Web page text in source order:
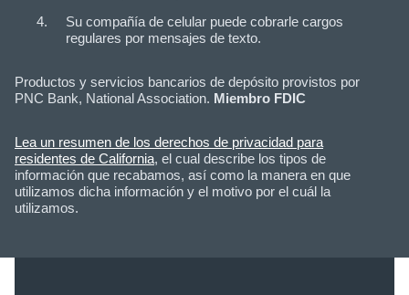
Su compañía de celular puede cobrarle cargos
regulares por mensajes de texto.
Productos y servicios bancarios de depósito provistos por
PNC Bank, National Association. Miembro FDIC
Lea un resumen de los derechos de privacidad para
residentes de California, el cual describe los tipos de
información que recabamos, así como la manera en que
utilizamos dicha información y el motivo por el cuál la
utilizamos.